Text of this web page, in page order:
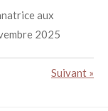
aux
2025
Suivant »